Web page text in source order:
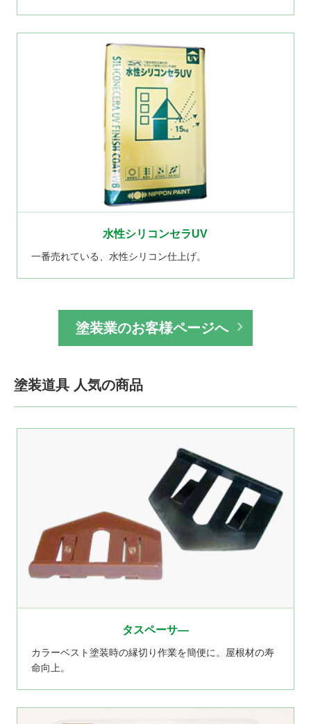
水性シリコンセラUV
一番売れている、水性シリコン仕上げ。
塗装業のお客様ページへ
塗装道具 人気の商品
タスペーサ―
カラーベスト塗装時の縁切り作業を簡便に。屋根材の寿
命向上。